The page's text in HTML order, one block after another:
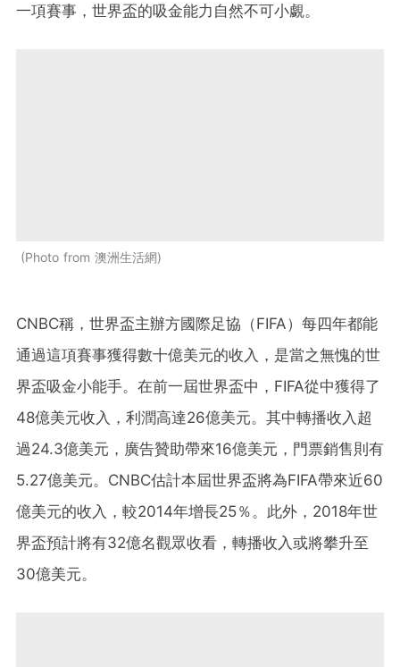
一項賽事，世界盃的吸金能力自然不可小覷。
Photo from 澳洲生活網
CNBC稱，世界盃主辦方國際足協（FIFA）每四年都能
通過這項賽事獲得數十億美元的收入，是當之無愧的世
界盃吸金小能手。在前一屆世界盃中，FIFA從中獲得了
48億美元收入，利潤高達26億美元。其中轉播收入超
過24.3億美元，廣告贊助帶來16億美元，門票銷售則有
5.27億美元。CNBC估計本屆世界盃將為FIFA帶來近60
億美元的收入，較2014年增長25％。此外，2018年世
界盃預計將有32億名觀眾收看，轉播收入或將攀升至
30億美元。